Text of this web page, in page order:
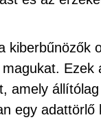
kiberbűnözők
Ezek
amely állítólag
egy adattörlő